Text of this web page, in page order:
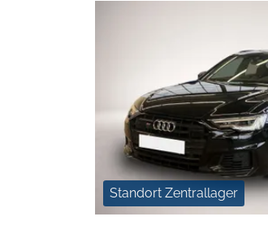
Standort Zentrallager